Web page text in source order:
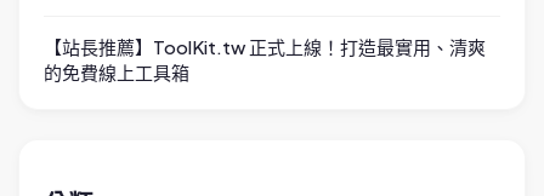
【站長推薦】ToolKit.tw 正式上線！打造最實用、清爽
的免費線上工具箱